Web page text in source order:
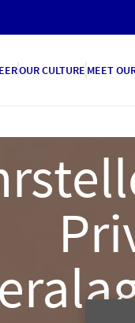
OUR CULTURE MEET